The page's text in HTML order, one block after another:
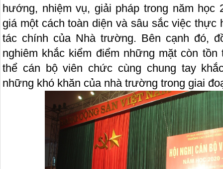
hướng, nhiệm vụ, giải pháp trong năm học
giá một cách toàn diện và sâu sắc việc thực
tác chính của Nhà trường. Bên cạnh đó,
nghiêm khắc kiểm điểm những mặt còn
thể cán bộ viên chức cùng chung tay
những khó khăn của nhà trường trong giai